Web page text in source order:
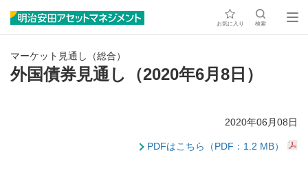
お気に入り 検索
マーケット見通し（総合）
外国債券見通し（2020年6月8日）
2020年06月08日
PDFはこちら（PDF：1.2 MB）